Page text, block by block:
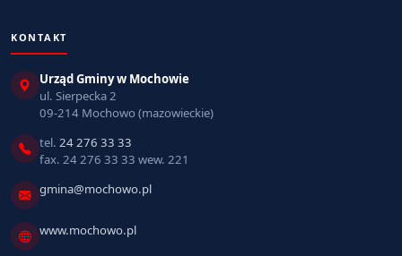
KONTAKT
Urząd Gminy w Mochowie
ul. Sierpecka 2
09-214 Mochowo (mazowieckie)
tel. 24 276 33 33
fax. 24 276 33 33 wew. 221
gmina@mochowo.pl
www.mochowo.pl